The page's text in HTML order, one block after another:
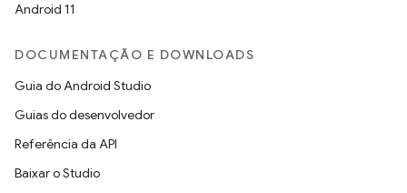
Android 11
DOCUMENTAÇÃO E DOWNLOADS
Guia do Android Studio
Guias do desenvolvedor
Referência da API
Baixar o Studio